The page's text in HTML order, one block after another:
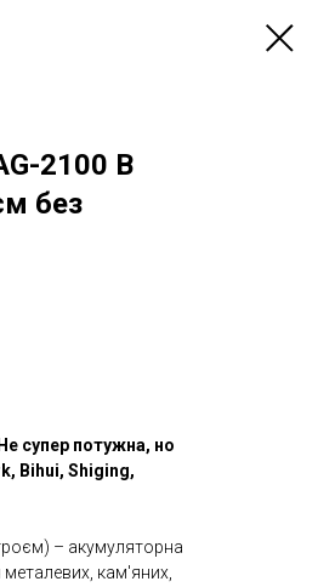
2100 B
без
супер потужна, но
Bihui, Shiging,
– акумуляторна
кам'яних,